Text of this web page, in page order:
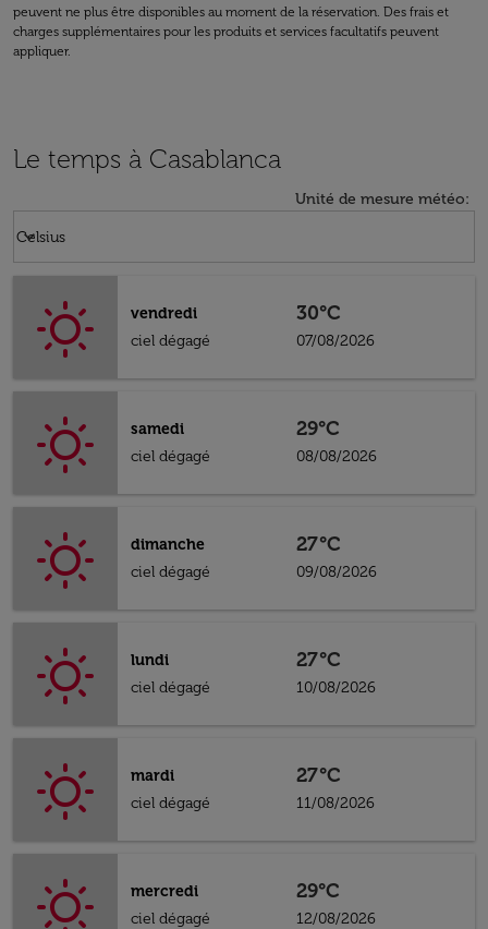
peuvent ne plus être disponibles au moment de la réservation. Des frais et
charges supplémentaires pour les produits et services facultatifs peuvent
appliquer.
Le temps à Casablanca
Unité de mesure météo:
Celsius
keyboard_arrow_down
vendredi
ciel dégagé
30°C
07/08/2026
samedi
ciel dégagé
29°C
08/08/2026
dimanche
ciel dégagé
27°C
09/08/2026
lundi
ciel dégagé
27°C
10/08/2026
mardi
ciel dégagé
27°C
11/08/2026
mercredi
ciel dégagé
29°C
12/08/2026